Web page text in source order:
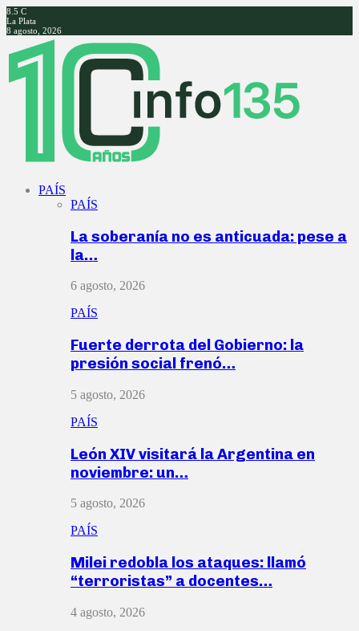
8.5 C
La Plata
8 agosto, 2026
Facebook
Twitter
Instagram
Youtube
PAÍS
PAÍS
La soberanía no es anticuada: pese a
la…
6 agosto, 2026
PAÍS
Fuerte derrota del Gobierno: la
presión social frenó…
5 agosto, 2026
PAÍS
León XIV visitará la Argentina en
noviembre: un…
5 agosto, 2026
PAÍS
Milei redobla los ataques: llamó
“terroristas” a docentes…
4 agosto, 2026